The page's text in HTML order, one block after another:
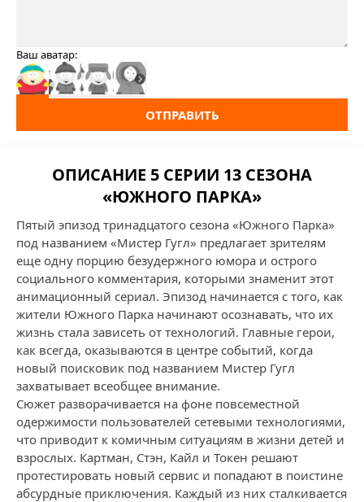
Ваш аватар:
ОТПРАВИТЬ
ОПИСАНИЕ 5 СЕРИИ 13 СЕЗОНА
«ЮЖНОГО ПАРКА»
Пятый эпизод тринадцатого сезона «Южного Парка»
под названием «Мистер Гугл» предлагает зрителям
еще одну порцию безудержного юмора и острого
социального комментария, которыми знаменит этот
анимационный сериал. Эпизод начинается с того, как
жители Южного Парка начинают осознавать, что их
жизнь стала зависеть от технологий. Главные герои,
как всегда, оказываются в центре событий, когда
новый поисковик под названием Мистер Гугл
захватывает всеобщее внимание.
Сюжет разворачивается на фоне повсеместной
одержимости пользователей сетевыми технологиями,
что приводит к комичным ситуациям в жизни детей и
взрослых. Картман, Стэн, Кайл и Токен решают
протестировать новый сервис и попадают в поистине
абсурдные приключения. Каждый из них сталкивается